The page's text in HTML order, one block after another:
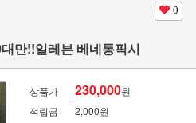
0
만!!일레븐 베네통픽시
상품가 230,000원
적립금
2,000원